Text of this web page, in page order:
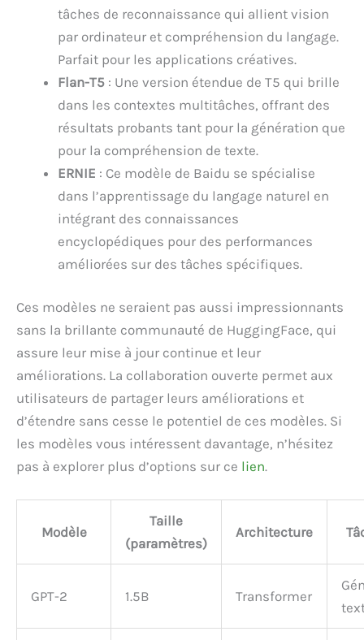
tâches de reconnaissance qui allient vision
par ordinateur et compréhension du langage.
Parfait pour les applications créatives.
Flan-T5 : Une version étendue de T5 qui brille
dans les contextes multitâches, offrant des
résultats probants tant pour la génération que
pour la compréhension de texte.
ERNIE : Ce modèle de Baidu se spécialise
dans l’apprentissage du langage naturel en
intégrant des connaissances
encyclopédiques pour des performances
améliorées sur des tâches spécifiques.
Ces modèles ne seraient pas aussi impressionnants
sans la brillante communauté de HuggingFace, qui
assure leur mise à jour continue et leur
améliorations. La collaboration ouverte permet aux
utilisateurs de partager leurs améliorations et
d’étendre sans cesse le potentiel de ces modèles. Si
les modèles vous intéressent davantage, n’hésitez
pas à explorer plus d’options sur ce lien.
Modèle
Taille
(paramètres)
Architecture
GPT-2 1.5B Transformer